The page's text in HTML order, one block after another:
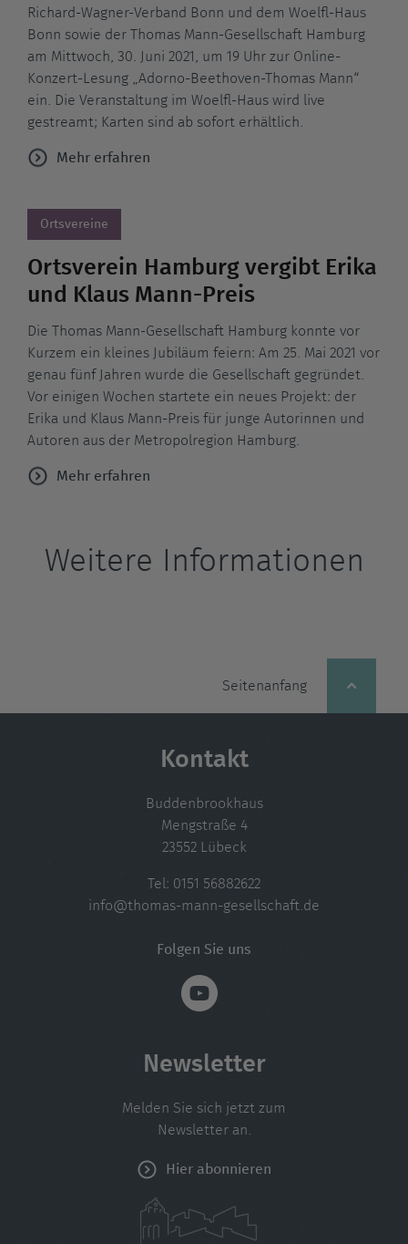
Richard-Wagner-Verband Bonn und dem Woelfl-Haus
Bonn sowie der Thomas Mann-Gesellschaft Hamburg
am Mittwoch, 30. Juni 2021, um 19 Uhr zur Online-
Konzert-Lesung „Adorno-Beethoven-Thomas Mann“
ein. Die Veranstaltung im Woelfl-Haus wird live
gestreamt; Karten sind ab sofort erhältlich.
Mehr erfahren
Ortsvereine
Ortsverein Hamburg vergibt Erika
und Klaus Mann-Preis
Die Thomas Mann-Gesellschaft Hamburg konnte vor
Kurzem ein kleines Jubiläum feiern: Am 25. Mai 2021 vor
genau fünf Jahren wurde die Gesellschaft gegründet.
Vor einigen Wochen startete ein neues Projekt: der
Erika und Klaus Mann-Preis für junge Autorinnen und
Autoren aus der Metropolregion Hamburg.
Mehr erfahren
Weitere Informationen
Seitenanfang
Kontakt
Buddenbrookhaus
Mengstraße 4
23552 Lübeck
Tel: 0151 56882622
info@thomas-mann-gesellschaft.de
Folgen Sie uns
Newsletter
Melden Sie sich jetzt zum
Newsletter an.
Hier abonnieren